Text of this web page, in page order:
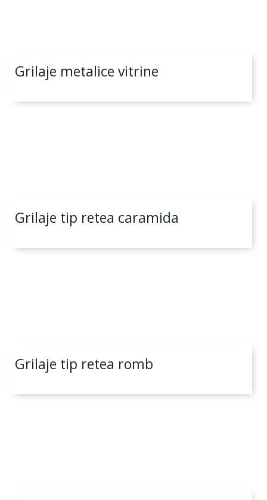
Grilaje metalice vitrine
Grilaje tip retea caramida
Grilaje tip retea romb